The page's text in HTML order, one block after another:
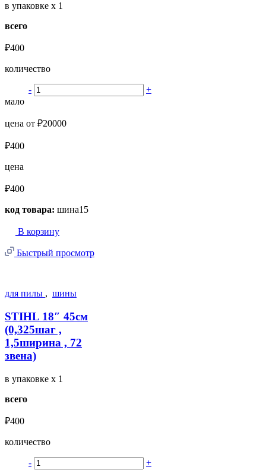
в упаковке x 1
всего
₽400
количество
-
+
мало
цена от ₽20000
₽400
цена
₽400
код товара: шина15
В корзину
Быстрый просмотр
для пилы , шины
STIHL 18″ 45см
(0,325шаг ,
1,5ширина , 72
звена)
в упаковке x 1
всего
₽400
количество
-
+